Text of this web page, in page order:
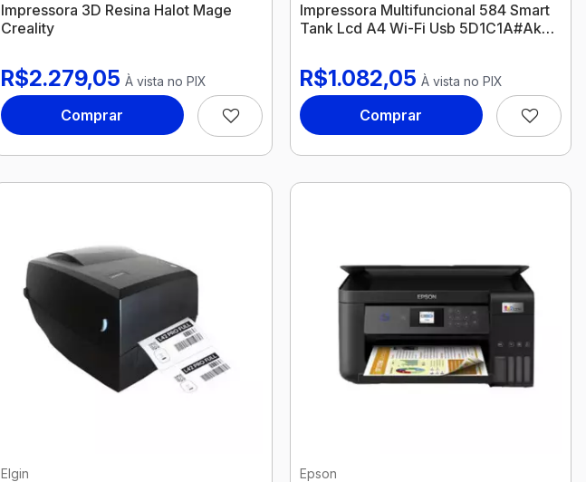
Impressora 3D Resina Halot Mage
Creality
R$2.279,05 À vista no PIX
Comprar
Impressora Multifuncional 584 Smart
Tank Lcd A4 Wi-Fi Usb 5D1C1A#Ak4
R$1.082,05 À vista no PIX
Comprar
Elgin Epson